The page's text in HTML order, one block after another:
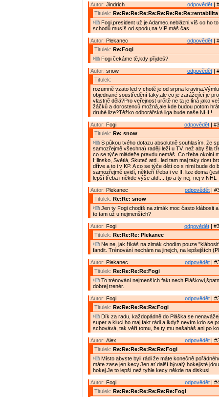
odpovědět |
Autor: Jindrich
Titulek: Re:Re:Re:Re:Re:Re:Re:Re:Re:rentabilita
Fogi,president už je Adamec,neblázni,víš co ho
schodů musíš od spodu,na VIP máš čas.
odpovědět |
Autor: Plekanec
Titulek: Re:Fogi
Fogi čekáme tě,kdy přijdeš?
odpovědět |
Autor: snow
Titulek:
rozumně vzato led v chotě je od srpna
objednané soustředění taky,ale co je zarážející je
vlastně dělá?Pro veřejnost určitě ne ta je líná jako
žáčků a dorostenců možná,ale kde budou potom
druhé lize?Těžko odborářská liga bude naše NHL!
odpovědět |
Autor: Fogi
Titulek: Re: snow
S půkou tvého dotazu absolutně souhlasím, že
samozřejmě všechna) raději leží u TV, než aby šla
co se týče mládeže pravdu nemáš. Co třeba okolní
Hlinsko, Světlá, Skuteč atd.. led tam maj taky dost
dříve a to i v KP. A co se týče dětí co s nimi bude do
samozřejmě uvidí, někteří třeba i ve II. lize doma
lepší třeba i někde výše atd.... (jo a ty nej, nej v NHL
odpovědět |
Autor: Plekanec
Titulek: Re:Re: snow
Jen ty Fogi chodíš na zimák moc často klábosit
to tam už u nejmenších?
odpovědět |
Autor: Fogi
Titulek: Re:Re:Re: Plekanec
Ne ne, jak říkáš na zimák chodím pouze
fandit. Trénování nechám na jinejch, na lepšejších
odpovědět |
Autor: Plekanec
Titulek: Re:Re:Re:Re:Fogi
To trénování nejmenších fakt nech
dobrej trenér.
odpovědět |
Autor: Fogi
Titulek: Re:Re:Re:Re:Re:Fogi
Dík za radu, každopádně do Pláška se
super a kluci ho maj fakt rádi a ikdyž nevím kdo se
schovává, tak věří tomu, že ty mu nešaháš ani po
odpovědět |
Autor: Alex
Titulek: Re:Re:Re:Re:Re:Re:Fogi
Místo abyste byli rádi že máte konečně
máte zase jen kecy.Jen ať další bývalý hokejisté
hokej.Je to lepší než tyhle kecy někde na diskusi.
odpovědět |
Autor: Fogi
Titulek: Re:Re:Re:Re:Re:Re:Re:Fogi